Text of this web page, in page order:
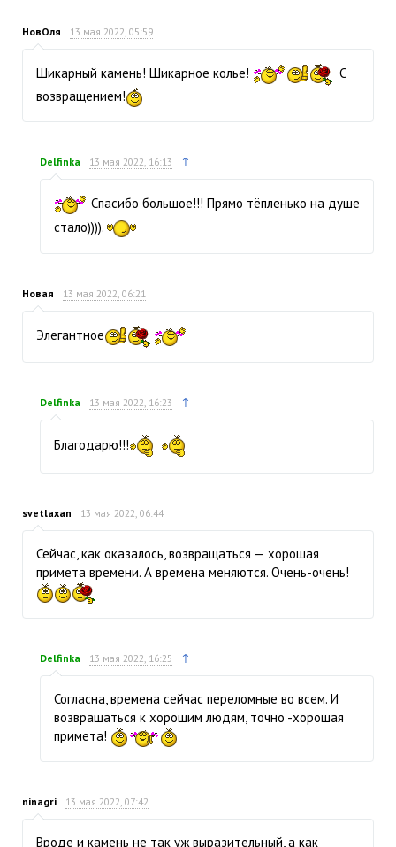
НовОля 13 мая 2022, 05:59
Шикарный камень! Шикарное колье!
С
возвращением!
Delfinka 13 мая 2022, 16:13 ↑
Спасибо большое!!! Прямо тёпленько на душе
стало)))).
Новая 13 мая 2022, 06:21
Элегантное
Delfinka 13 мая 2022, 16:23 ↑
Благодарю!!!
svetlaxan 13 мая 2022, 06:44
Сейчас, как оказалось, возвращаться — хорошая
примета времени. А времена меняются. Очень-очень!
Delfinka 13 мая 2022, 16:25 ↑
Согласна, времена сейчас переломные во всем. И
возвращаться к хорошим людям, точно -хорошая
примета!
ninagri 13 мая 2022, 07:42
Вроде и камень не так уж выразительный, а как